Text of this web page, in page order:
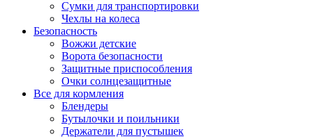
Сумки для транспортировки
Чехлы на колеса
Безопасность
Вожжи детские
Ворота безопасности
Защитные приспособления
Очки солнцезащитные
Все для кормления
Блендеры
Бутылочки и поильники
Держатели для пустышек